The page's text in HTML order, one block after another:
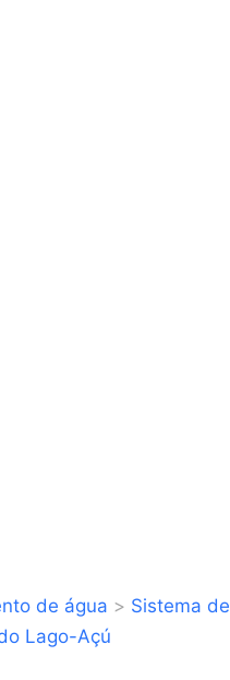
de água > Sistema de
Lago-Açú